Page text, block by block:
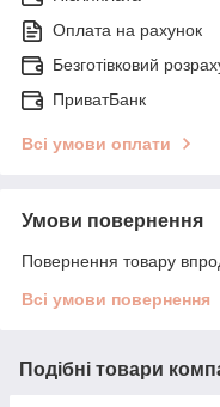
Оплата на рахунок
Безготівковий
ПриватБанк
Всі умови оплати
Умови повернення
Повернення товару
Всі умови повернення
Подібні товари